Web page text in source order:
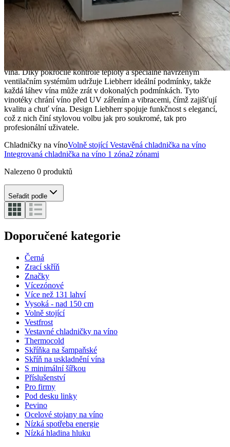
Liebherr
Liebherr nabízí špičkové vinotéky, které spojují preciznost a
technologickou sofistikovanost, aby zajistily optimální uchování
vína. Díky pokročilé kontrole teploty a speciálně navrženým
ventilačním systémům udržuje Liebherr ideální podmínky, takže
každá láhev vína může zrát v dokonalých podmínkách. Tyto
vinotéky chrání víno před UV zářením a vibracemi, čímž zajišťují
kvalitu a chuť vína. Design Liebherr spojuje funkčnost s elegancí,
což z nich činí stylovou volbu jak pro soukromé, tak pro
profesionální uživatele.
Chladničky na vínoVolně stojícíVestavěná chladnička na víno
Integrovaná chladnička na víno 1 zóna2 zónami
Nalezeno 0 produktů
Seřadit podle
Doporučené kategorie
Černá
Zrací skříň
Značky
Vícezónové
Více než 131 lahví
Vysoká - nad 150 cm
Volně stojící
Vestfrost
Vestavné chladničky na víno
Thermocold
Skříňka na šampaňské
Skříň na uskladnění vína
S minimální šířkou
Příslušenství
Pro firmy
Pod desku linky
Pevino
Ocelové stojany na víno
Nízká spotřeba energie
Nízká hladina hluku